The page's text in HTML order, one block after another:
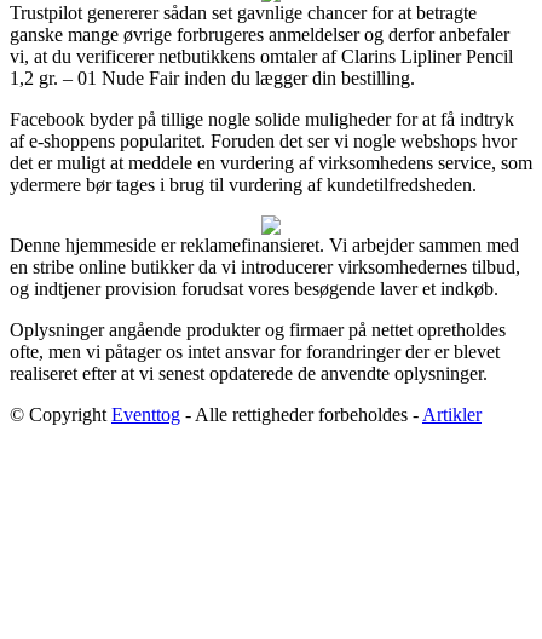
Trustpilot genererer sådan set gavnlige chancer for at betragte
ganske mange øvrige forbrugeres anmeldelser og derfor anbefaler
vi, at du verificerer netbutikkens omtaler af Clarins Lipliner Pencil
1,2 gr. – 01 Nude Fair inden du lægger din bestilling.
Facebook byder på tillige nogle solide muligheder for at få indtryk
af e-shoppens popularitet. Foruden det ser vi nogle webshops hvor
det er muligt at meddele en vurdering af virksomhedens service, som
ydermere bør tages i brug til vurdering af kundetilfredsheden.
Denne hjemmeside er reklamefinansieret. Vi arbejder sammen med
en stribe online butikker da vi introducerer virksomhedernes tilbud,
og indtjener provision forudsat vores besøgende laver et indkøb.
Oplysninger angående produkter og firmaer på nettet opretholdes
ofte, men vi påtager os intet ansvar for forandringer der er blevet
realiseret efter at vi senest opdaterede de anvendte oplysninger.
© Copyright Eventtog - Alle rettigheder forbeholdes - Artikler